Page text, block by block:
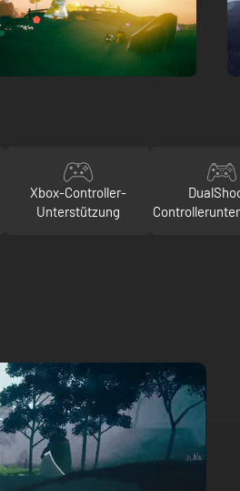
Xbox-Controller-
Unterstützung